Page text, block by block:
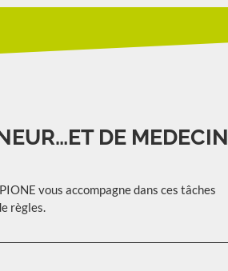
DE MEDECIN
vous accompagne dans ces tâches
règles.